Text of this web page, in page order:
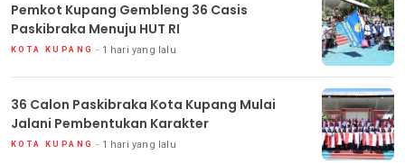
Pemkot Kupang Gembleng 36 Casis
Paskibraka Menuju HUT RI
KOTA KUPANG 1 hari yang lalu
36 Calon Paskibraka Kota Kupang Mulai
Jalani Pembentukan Karakter
KOTA KUPANG 1 hari yang lalu